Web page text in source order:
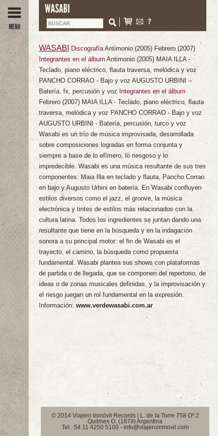
MENU
WASABI
WASABI Discografía Antimonio (2005) Febrero (2007)
Integrantes en el álbum Antimonio (2005) MAIA ILLA -
Teclado, piano eléctrico, flauta traversa, melódica y voz
PANCHO CORRAO - Bajo y voz AUGUSTO URBINI –
Batería, fx, percusión y voz Integrantes en el álbum
Febrero (2007) MAIA ILLA - Teclado, piano eléctrico, flauta
traversa, melódica y voz PANCHO CORRAO - Bajo y voz
AUGUSTO URBINI - Batería, percusión, turco y voz
Wasabi es un trío de música improvisada, desarrollada
sobre composiciones logradas en forma conjunta y
siempre a base de lo efímero, lo riesgoso y lo
impredecible. Wasabi es una música resultante de sus tres
componentes: Maia Illa en teclado y flauta, Pancho Corrao
en bajo y Augusto Urbini en batería. En Wasabi confluyen
estilos diversos como el jazz, el groove, la música
electrónica y tintes de estilos más relacionados con la
cultura latina. Todos los ingredientes se juntan dando una
resultante que tiene en la búsqueda y en la indagación
sonora a su principal motor: el fin de Wasabi es el
trayecto, el camino, la búsqueda como propuesta
fundamental. Wasabi plantea sus shows con plataformas
de partida o de llegada, que se componen del repertorio, de
ideas o de zonas musicales definidas, y la improvisación y
el riesgo juegan un rol fundamental en la expresión.
Información: www.verdewasabi.com.ar
© 2014 Viajero Inmóvil Records | L. de la Torre 758 Dº 2
Quilmes O. (1879) Argentina
Tel.: 54 11 4250 5100 - info@viajeroinmovil.com